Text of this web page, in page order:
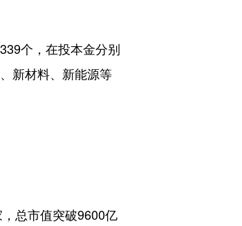
个，在投本金分别
新材料、新能源等
总市值突破9600亿